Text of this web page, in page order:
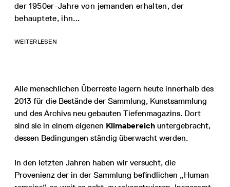
der 1950er-Jahre von jemanden erhalten, der
behauptete, ihn...
WEITERLESEN
Alle menschlichen Überreste lagern heute innerhalb des
2013 für die Bestände der Sammlung, Kunstsammlung
und des Archivs neu gebauten Tiefenmagazins. Dort
sind sie in einem eigenen Klimabereich untergebracht,
dessen Bedingungen ständig überwacht werden.
In den letzten Jahren haben wir versucht, die
Provenienz der in der Sammlung befindlichen „Human